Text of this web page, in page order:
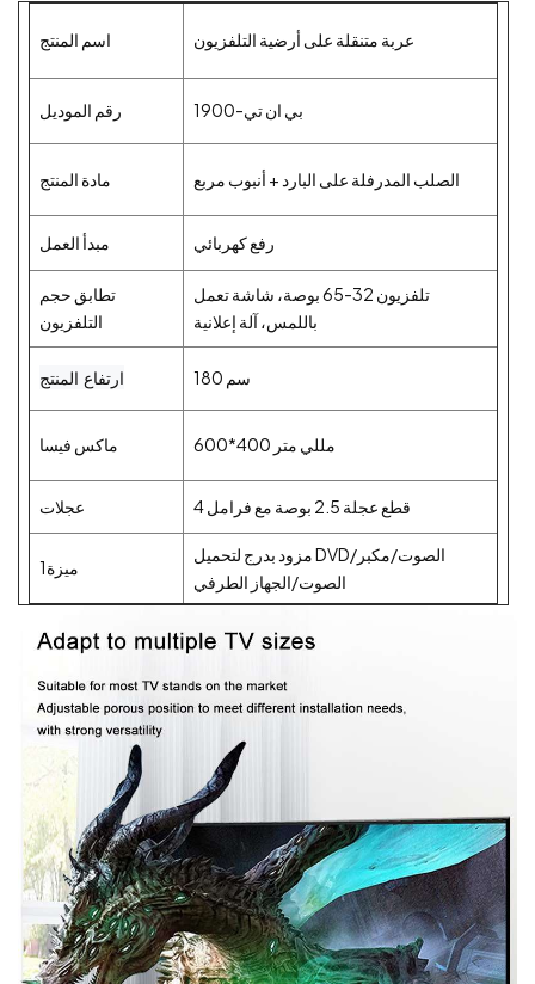
اسم المنتج عربة متنقلة على أرضية التلفزيون
رقم الموديل بي ان تي-1900
مادة المنتج الصلب المدرفلة على البارد + أنبوب مربع
مبدأ العمل رفع كهربائي
تطابق حجم
التلفزيون
تلفزيون 32-65 بوصة، شاشة تعمل
باللمس، آلة إعلانية
ارتفاع المنتج 180 سم
ماكس فيسا 600*400 مللي متر
عجلات 4 قطع عجلة 2.5 بوصة مع فرامل
ميزة1
مزود بدرج لتحميل DVD/الصوت/مكبر
الصوت/الجهاز الطرفي